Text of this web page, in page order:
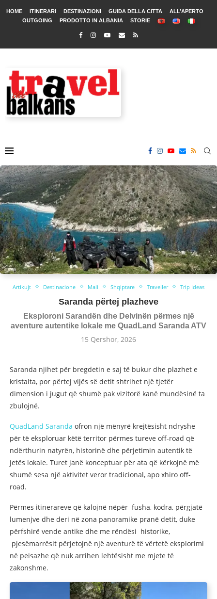
HOME ITINERARI DESTINAZIONI GUIDA DELLA CITTA
ALL’APERTO
OUTGOING
PRODOTTO IN ALBANIA STORIE
Artikujt Destinacione Mali Shqiptare Traveller Trip Ideas
Saranda përtej plazheve
Eksploroni Sarandën dhe Delvinën përmes një
aventure autentike lokale me QuadLand Saranda ATV
15 Qershor, 2026
Saranda njihet për bregdetin e saj të bukur dhe plazhet e
kristalta, por përtej vijës së detit shtrihet një tjetër
dimension i jugut që shumë pak vizitorë kanë mundësinë ta
zbulojnë.
QuadLand Saranda ofron një mënyrë krejtësisht ndryshe
për të eksploruar këtë territor përmes tureve off-road që
ndërthurin natyrën, historinë dhe përjetimin autentik të
jetës lokale. Turet janë konceptuar për ata që kërkojnë më
shumë sesa një aktivitet veror tradicional, apo xhiro off-
road.
Përmes itinerareve që kalojnë nëpër fusha, kodra, përgjatë
lumenjve dhe deri në zona panoramike pranë detit, duke
përfshirë vende antike dhe me rëndësi historike,
pjesëmarrësit përjetojnë një aventurë të vërtetë eksplorimi
në peisazhe që nuk arrihen lehtësisht me mjete të
zakonshme.